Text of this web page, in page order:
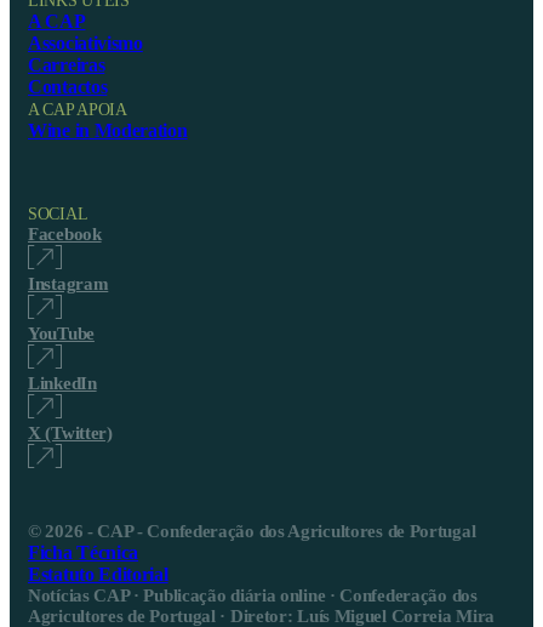
A CAP
Associativismo
Carreiras
Contactos
A CAP APOIA
Wine in Moderation
SOCIAL
Facebook
Instagram
YouTube
LinkedIn
X (Twitter)
© 2026 - CAP - Confederação dos Agricultores de Portugal
Ficha Técnica
Estatuto Editorial
Notícias CAP · Publicação diária online · Confederação dos
Agricultores de Portugal · Diretor: Luís Miguel Correia Mira